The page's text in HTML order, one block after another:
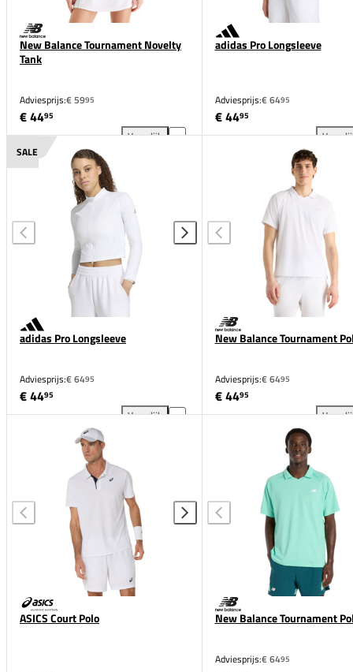
New Balance Tournament Novelty
Tank
Adviesprijs:€ 5995
€ 4495
Vergelijk
New Balance Tournament Novelty Tank
adidas Pro Longsleeve
Adviesprijs:€ 6495
€ 4495
SALE
adidas Pro Longsleeve
Adviesprijs:€ 6495
€ 4495
Vergelijk
adidas Pro Longsleeve toevoegen aan vergelijking
New Balance Tournament
Adviesprijs:€ 6495
€ 4495
ASICS Court Polo New Balance Tournament
Adviesprijs:€ 6495